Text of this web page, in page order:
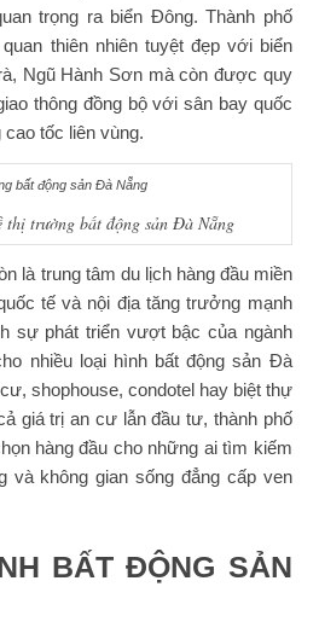
trọng ra biển Đông. Thành phố
thiên nhiên tuyệt đẹp với biển
Ngũ Hành Sơn mà còn được quy
thông đồng bộ với sân bay quốc
tốc liên vùng.
thị trường bất động sản Đà Nẵng
là trung tâm du lịch hàng đầu miền
tế và nội địa tăng trưởng mạnh
sự phát triển vượt bậc của ngành
nhiều loại hình bất động sản Đà
shophouse, condotel hay biệt thự
giá trị an cư lẫn đầu tư, thành phố
hàng đầu cho những ai tìm kiếm
và không gian sống đẳng cấp ven
BẤT ĐỘNG SẢN